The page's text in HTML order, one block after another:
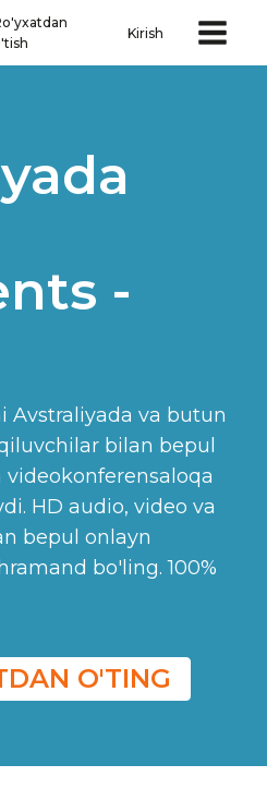
Kirish
-
Avstraliyada va butun
bilan bepul
videokonferensaloqa
HD audio, video va
bepul onlayn
bo'ling. 100%
O'TING